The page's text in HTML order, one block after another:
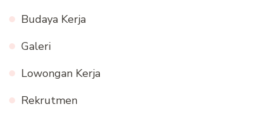
Budaya Kerja
Galeri
Lowongan Kerja
Rekrutmen